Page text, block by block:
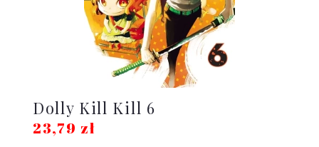
Dolly Kill Kill 6
23,79 zł